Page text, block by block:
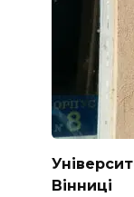
Вінниці